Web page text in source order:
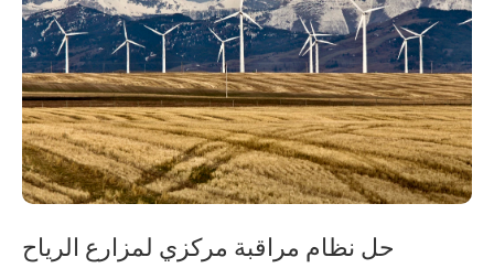
حل نظام مراقبة مركزي لمزارع الرياح